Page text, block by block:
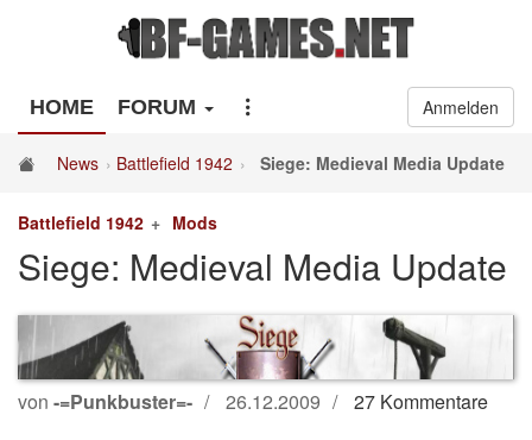
HOME FORUM Anmelden
News Battlefield 1942 Siege: Medieval Media Update
Battlefield 1942 Mods
Siege: Medieval Media Update
von -=Punkbuster=- 26.12.2009 27 Kommentare